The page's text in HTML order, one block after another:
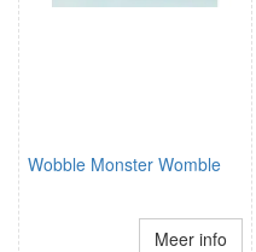
Wobble Monster Womble
Meer info